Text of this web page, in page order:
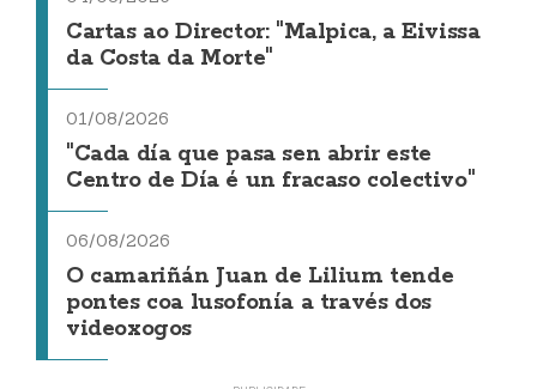
Cartas ao Director: "Malpica, a Eivissa
da Costa da Morte"
01/08/2026
"Cada día que pasa sen abrir este
Centro de Día é un fracaso colectivo"
06/08/2026
O camariñán Juan de Lilium tende
pontes coa lusofonía a través dos
videoxogos